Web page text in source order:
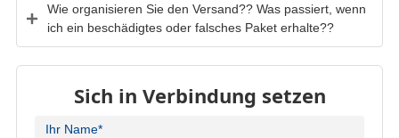
Wie organisieren Sie den Versand?? Was passiert, wenn
ich ein beschädigtes oder falsches Paket erhalte??
Sich in Verbindung setzen